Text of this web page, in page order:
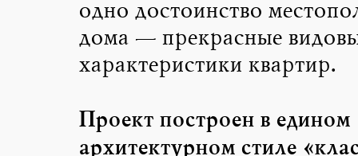
одно достоинство
дома — прекрасные
характеристики квартир.
Проект построен в едином
архитектурном стиле